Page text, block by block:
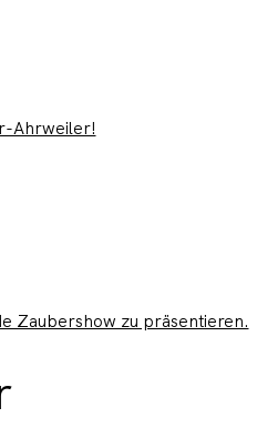
Ahrweiler!
Zaubershow zu präsentieren.